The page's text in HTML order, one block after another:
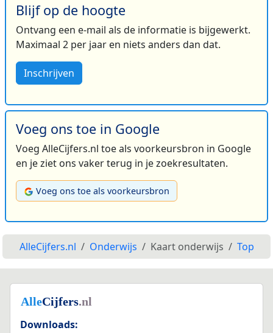
Blijf op de hoogte
Ontvang een e-mail als de informatie is bijgewerkt.
Maximaal 2 per jaar en niets anders dan dat.
Inschrijven
Voeg ons toe in Google
Voeg AlleCijfers.nl toe als voorkeursbron in Google
en je ziet ons vaker terug in je zoekresultaten.
Voeg ons toe als voorkeursbron
AlleCijfers.nl Onderwijs Kaart onderwijs Top
Downloads: